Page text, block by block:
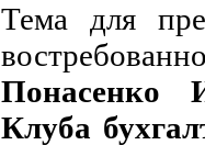
Тема для
Понасенко
Клуба